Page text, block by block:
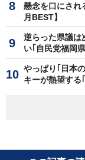
懸念を口にされ
月BEST】
逆らった県議
い｢自民党福岡
やっぱり｢日本
キーが熱望する